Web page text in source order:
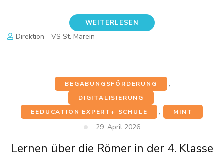
WEITERLESEN
Direktion - VS St. Marein
BEGABUNGSFÖRDERUNG
,
DIGITALISIERUNG
,
EEDUCATION EXPERT+ SCHULE
, MINT
29. April 2026
Lernen über die Römer in der 4. Klasse